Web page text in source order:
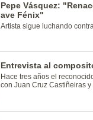
Pepe Vásquez:
ave Fénix"
Artista sigue luchando
Entrevista al
Hace tres años el
con Juan Cruz Castiñeiras